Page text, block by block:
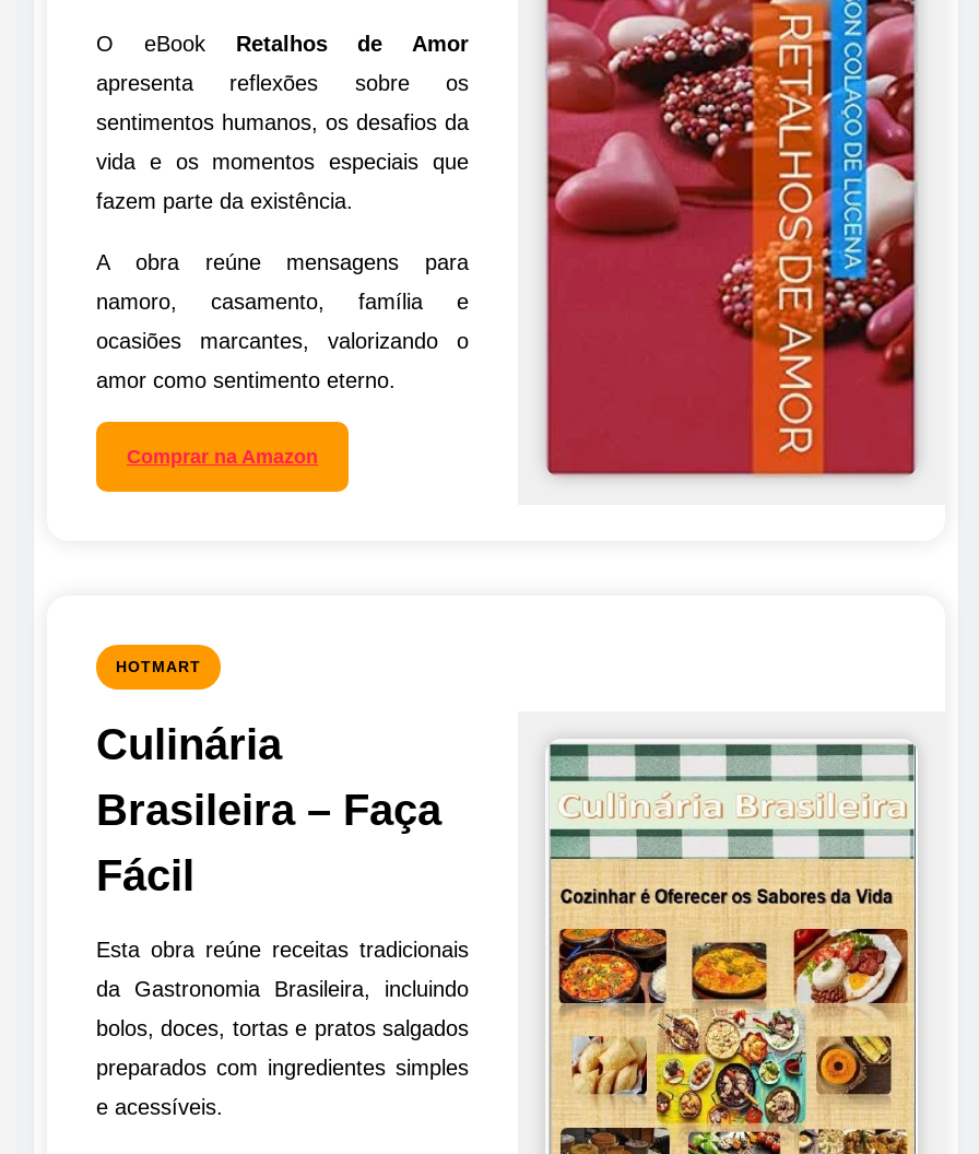
O eBook Retalhos de Amor
apresenta reflexões sobre os
sentimentos humanos, os desafios da
vida e os momentos especiais que
fazem parte da existência.
A obra reúne mensagens para
namoro, casamento, família e
ocasiões marcantes, valorizando o
amor como sentimento eterno.
Comprar na Amazon
HOTMART
Culinária
Brasileira – Faça
Fácil
Esta obra reúne receitas tradicionais
da Gastronomia Brasileira, incluindo
bolos, doces, tortas e pratos salgados
preparados com ingredientes simples
e acessíveis.